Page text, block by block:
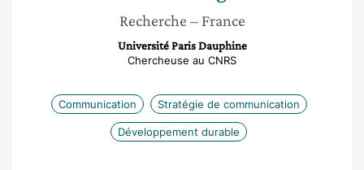
Recherche – France
Université Paris Dauphine
Chercheuse au CNRS
Communication Stratégie de communication
Développement durable